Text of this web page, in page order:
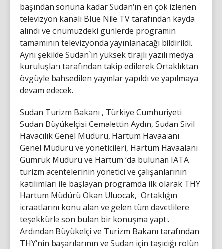
başından sonuna kadar Sudan‘ın en çok izlenen
televizyon kanalı Blue Nile TV tarafından kayda
alındı ve önümüzdeki günlerde programın
tamamının televizyonda yayınlanacağı bildirildi.
Aynı şekilde Sudan`ın yüksek tirajlı yazılı medya
kuruluşları tarafından takip edilerek Ortaklıktan
övgüyle bahsedilen yayınlar yapıldı ve yapılmaya
devam edecek.
Sudan Turizm Bakanı , Türkiye Cumhuriyeti
Sudan Büyükelçisi Cemalettin Aydın, Sudan Sivil
Havacılık Genel Müdürü, Hartum Havaalanı
Genel Müdürü ve yöneticileri, Hartum Havaalanı
Gümrük Müdürü ve Hartum ‘da bulunan IATA
turizm acentelerinin yönetici ve çalışanlarının
katılımları ile başlayan programda ilk olarak THY
Hartum Müdürü Okan Uluocak, Ortaklığın
icraatlarını konu alan ve gelen tüm davetlilere
teşekkürle son bulan bir konuşma yaptı.
Ardından Büyükelçi ve Turizm Bakanı tarafından
THY‘nin başarılarının ve Sudan için taşıdığı rolün